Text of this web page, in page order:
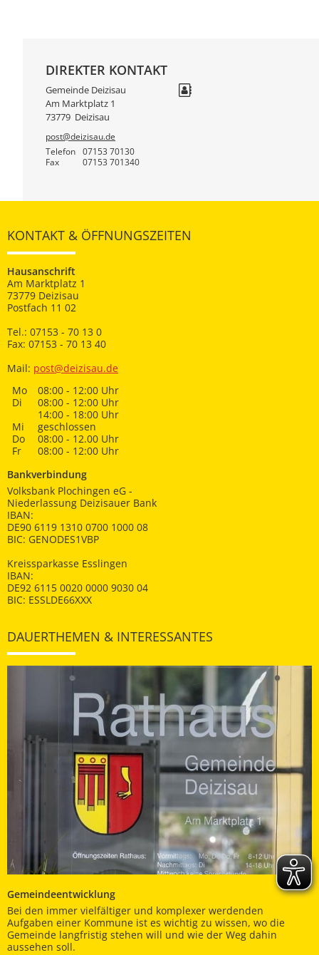
DIREKTER KONTAKT
Gemeinde Deizisau
Am Marktplatz 1
73779 Deizisau
post@deizisau.de
Telefon
07153 70130
Fax 07153 701340
KONTAKT & ÖFFNUNGSZEITEN
Hausanschrift
Am Marktplatz 1
73779 Deizisau
Postfach 11 02
Tel.: 07153 - 70 13 0
Fax: 07153 - 70 13 40
Mail: post@deizisau.de
Mo
08:00 - 12:00 Uhr
Di
08:00 - 12:00 Uhr
14:00 - 18:00 Uhr
Mi
geschlossen
Do
08:00 - 12.00 Uhr
Fr
08:00 - 12:00 Uhr
Bankverbindung
Volksbank Plochingen eG -
Niederlassung Deizisauer Bank
IBAN:
DE90 6119 1310 0700 1000 08
BIC: GENODES1VBP
Kreissparkasse Esslingen
IBAN:
DE92 6115 0020 0000 9030 04
BIC: ESSLDE66XXX
DAUERTHEMEN & INTERESSANTES
Gemeindeentwicklung
Bei den immer vielfältiger und komplexer werdenden
Aufgaben einer Kommune ist es wichtig zu wissen, wo die
Gemeinde langfristig stehen will und wie der Weg dahin
aussehen soll.